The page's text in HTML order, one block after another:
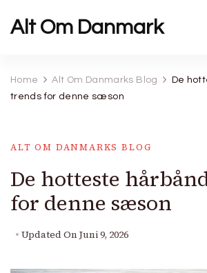
Alt Om Danmark
Home Alt Om Danmarks Blog
De
trends for denne sæson
ALT OM DANMARKS BLOG
De hotteste
for denne sæson
Updated On Juni 9, 2026